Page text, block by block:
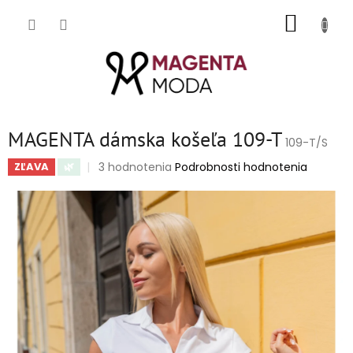
MAGENTA dámska košeľa 109-T 109-T/S
ZĽAVA 🌿
Priemerné
produktu
5,0
5
hviezdičiek.
3 hodnotenia Podrobnosti hodnotenia